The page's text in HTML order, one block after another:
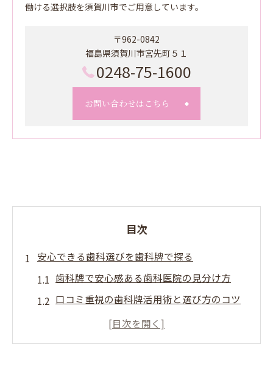
働ける選択肢を須賀川市でご用意しています。
〒962-0842
福島県須賀川市宮先町５１
0248-75-1600
お問い合わせはこちら
目次
安心できる歯科選びを歯科牌で探る
歯科牌で安心感ある歯科医院の見分け方
口コミ重視の歯科牌活用術と選び方のコツ
歯科牌を使った初診でも安心な歯科選び
歯科牌で地域の歯科の特徴と評判を比較